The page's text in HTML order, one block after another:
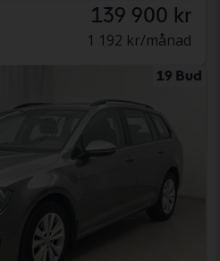
139 900 kr
1 192 kr/månad
19 Bud